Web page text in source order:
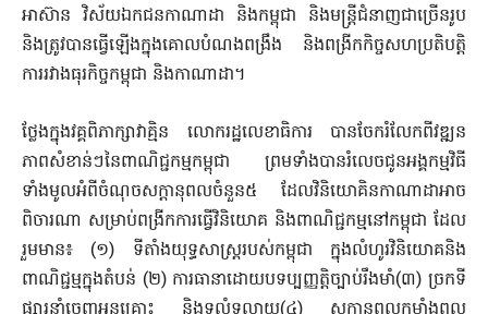
អាស៊ាន វិស័យឯកជនកាណាដា និងកម្ពុជា និងមន្ត្រីជំនាញជាច្រើនរូប
និងត្រូវបានធ្វើឡើងក្នុងគោលបំណងពង្រឹង និងពង្រីកកិច្ចសហប្រតិបត្តិ
ការរវាងធុរកិច្ចកម្ពុជា និងកាណាដា។
ថ្លែងក្នុងវគ្គពិភាក្សាវាគ្មិន លោករដ្ឋលេខាធិការ បានចែករំលែកពីវឌ្ឍន
ភាពសំខាន់ៗនៃពាណិជ្ជកម្មកម្ពុជា ព្រមទាំងបានរំលេចជូនអង្គកម្មវិធី
ទាំងមូលអំពីចំណុចសក្តានុពលចំនួន៥ ដែលវិនិយោគិនកាណាដាអាច
ពិចារណា សម្រាប់ពង្រីកការធ្វើវិនិយោគ និងពាណិជ្ជកម្មនៅកម្ពុជា ដែល
រួមមាន៖ (១) ទីតាំងយុទ្ធសាស្រ្តរបស់កម្ពុជា ក្នុងលំហូរវិនិយោគនិង
ពាណិជ្ជម្មក្នុងតំបន់ (២) ការធានាដោយបទប្បញ្ញត្តិច្បាប់រឹងមាំ(៣) ច្រកទី